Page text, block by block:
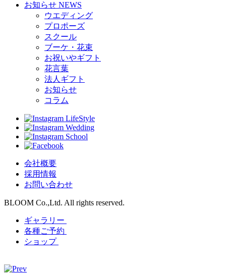
お知らせ NEWS
ウエディング
プロポーズ
スクール
ブーケ・花束
お祝いやギフト
花言葉
法人ギフト
お知らせ
コラム
LifeStyle
Wedding
School
会社概要
採用情報
お問い合わせ
BLOOM Co.,Ltd. All rights reserved.
ギャラリー
各種ご予約
ショップ